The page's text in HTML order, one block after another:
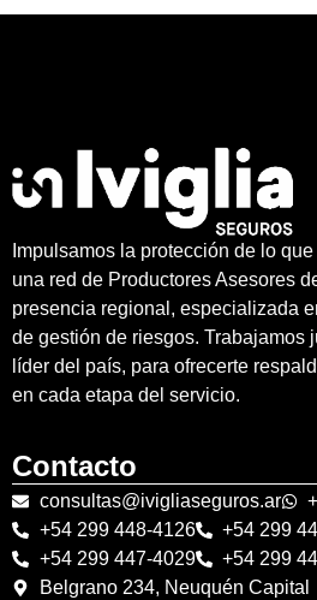
Impulsamos la protección de lo
una red de Productores Asesores
presencia regional, especializada
de gestión de riesgos. Trabajamos
líder del país, para ofrecerte
en cada etapa del servicio.
Contacto
consultas@ivigliaseguros.ar
+54 299 448-4126
+54 299
+54 299 447-4029
+54 299
Belgrano 234, Neuquén Capital